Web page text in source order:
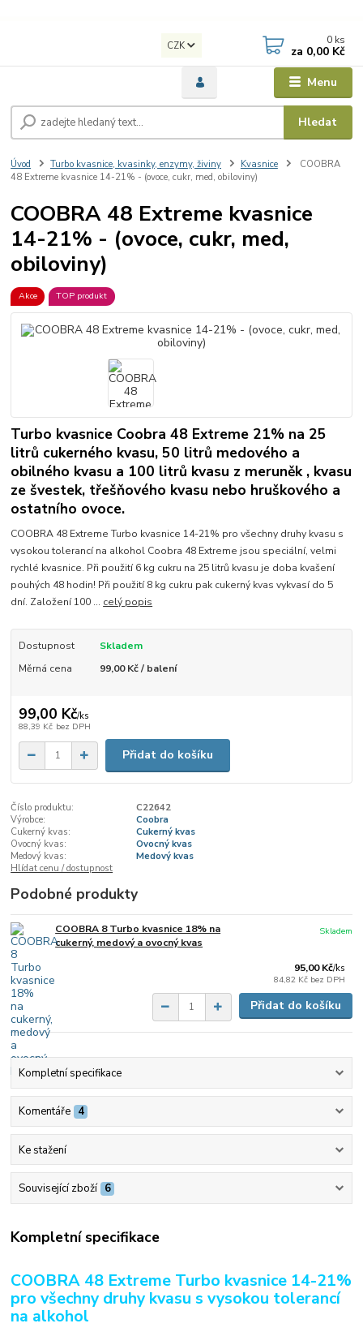
Menu
CZK
Hledat
0 ks
za 0,00 Kč
Úvod Turbo kvasnice, kvasinky, enzymy, živiny Kvasnice
COOBRA
48 Extreme kvasnice 14-21% - (ovoce, cukr, med, obiloviny)
COOBRA 48 Extreme kvasnice
14-21% - (ovoce, cukr, med,
obiloviny)
Akce TOP produkt
Turbo kvasnice Coobra 48 Extreme 21% na 25
litrů cukerného kvasu, 50 litrů medového a
obilného kvasu a 100 litrů kvasu z meruněk , kvasu
ze švestek, třešňového kvasu nebo hruškového a
ostatního ovoce.
COOBRA 48 Extreme Turbo kvasnice 14-21% pro všechny druhy kvasu s
vysokou tolerancí na alkohol Coobra 48 Extreme jsou speciální, velmi
rychlé kvasnice. Při použití 6 kg cukru na 25 litrů kvasu je doba kvašení
pouhých 48 hodin! Při použití 8 kg cukru pak cukerný kvas vykvasí do 5
dní. Založení 100 ... celý popis
Dostupnost
Skladem
Měrná cena
99,00 Kč / balení
99,00 Kč/ks
88,39 Kč bez DPH
Přidat do košíku
Číslo produktu:
C22642
Výrobce:
Coobra
Cukerný kvas:
Cukerný kvas
Ovocný kvas:
Ovocný kvas
Medový kvas:
Medový kvas
Hlídat cenu / dostupnost
Podobné produkty
COOBRA 8 Turbo kvasnice 18% na
cukerný, medový a ovocný kvas
95,00 Kč/ks
84,82 Kč bez DPH
Skladem
Přidat do košíku
Kompletní specifikace
Komentáře 4
Ke stažení
Související zboží 6
Kompletní specifikace
COOBRA 48 Extreme Turbo kvasnice 14-21%
pro všechny druhy kvasu s vysokou tolerancí
na alkohol